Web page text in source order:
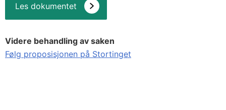
Les dokumentet
Videre behandling av saken
Følg proposisjonen på Stortinget